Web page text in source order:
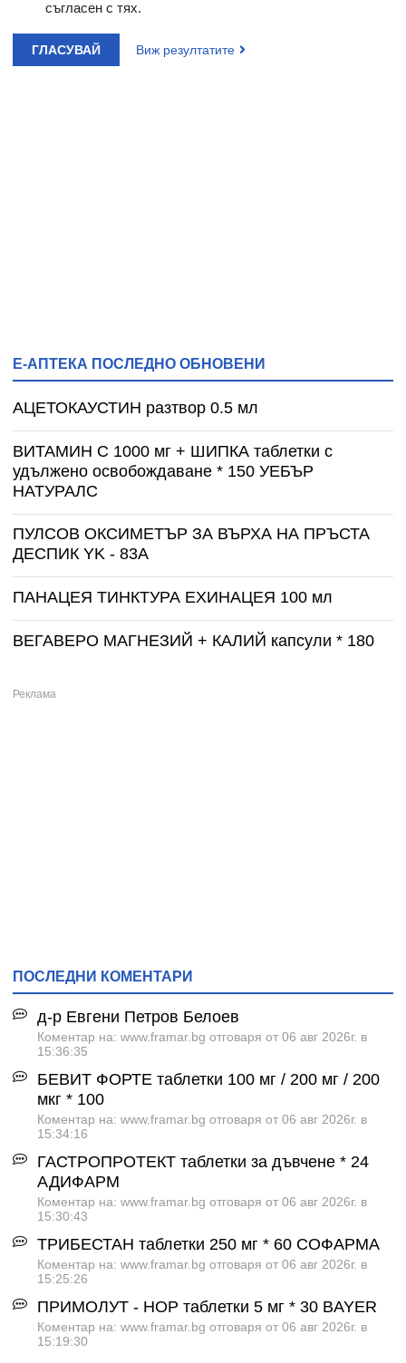
съгласен с тях.
ГЛАСУВАЙ Виж резултатите
Е-АПТЕКА ПОСЛЕДНО ОБНОВЕНИ
АЦЕТОКАУСТИН разтвор 0.5 мл
ВИТАМИН С 1000 мг + ШИПКА таблетки с
удължено освобождаване * 150 УЕБЪР
НАТУРАЛС
ПУЛСОВ ОКСИМЕТЪР ЗА ВЪРХА НА ПРЪСТА
ДЕСПИК YK - 83A
ПАНАЦЕЯ ТИНКТУРА ЕХИНАЦЕЯ 100 мл
ВЕГАВЕРО МАГНЕЗИЙ + КАЛИЙ капсули * 180
ПОСЛЕДНИ КОМЕНТАРИ
д-р Евгени Петров Белоев
Коментар на: www.framar.bg отговаря от 06 авг 2026г. в
15:36:35
БЕВИТ ФОРТЕ таблетки 100 мг / 200 мг / 200
мкг * 100
Коментар на: www.framar.bg отговаря от 06 авг 2026г. в
15:34:16
ГАСТРОПРОТЕКТ таблетки за дъвчене * 24
АДИФАРМ
Коментар на: www.framar.bg отговаря от 06 авг 2026г. в
15:30:43
ТРИБЕСТАН таблетки 250 мг * 60 СОФАРМА
Коментар на: www.framar.bg отговаря от 06 авг 2026г. в
15:25:26
ПРИМОЛУТ - НОР таблетки 5 мг * 30 BAYER
Коментар на: www.framar.bg отговаря от 06 авг 2026г. в
15:19:30